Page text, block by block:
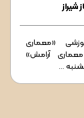
شیراز
«معماری
آرامش»
...